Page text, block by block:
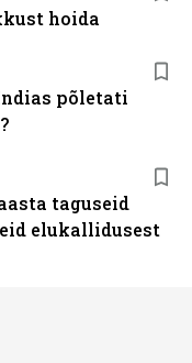
põletati
taguseid
elukallidusest
hoida